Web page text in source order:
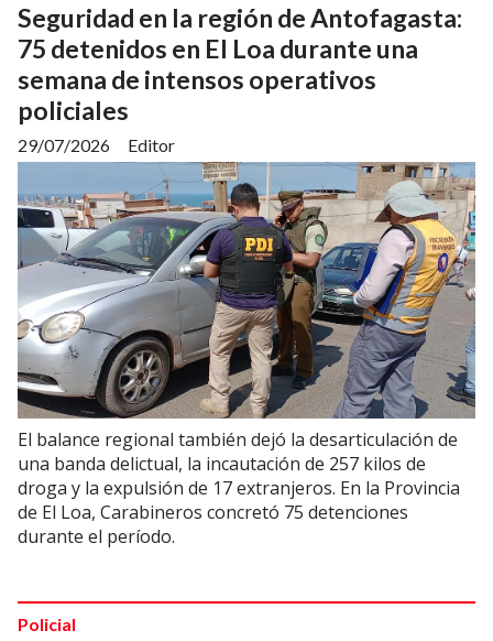
Seguridad en la región de Antofagasta:
75 detenidos en El Loa durante una
semana de intensos operativos
policiales
Editor
29/07/2026
El balance regional también dejó la desarticulación de
una banda delictual, la incautación de 257 kilos de
droga y la expulsión de 17 extranjeros. En la Provincia
de El Loa, Carabineros concretó 75 detenciones
durante el período.
Policial